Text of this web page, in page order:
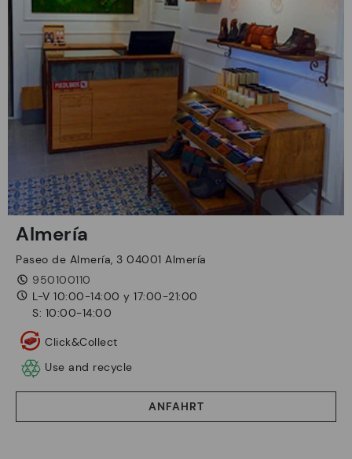
Almería
Paseo de Almería, 3 04001 Almería
950100110
L-V 10:00-14:00 y 17:00-21:00
S: 10:00-14:00
Click&Collect
Use and recycle
ANFAHRT